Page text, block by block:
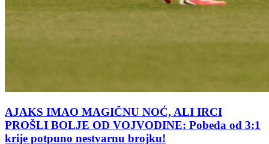
AJAKS IMAO MAGIČNU NOĆ, ALI IRCI
PROŠLI BOLJE OD VOJVODINE: Pobeda od 3:1
krije potpuno nestvarnu brojku!